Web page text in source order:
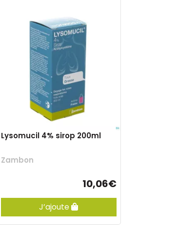
Lysomucil 4% sirop 200ml
Zambon
10,06€
J’ajoute